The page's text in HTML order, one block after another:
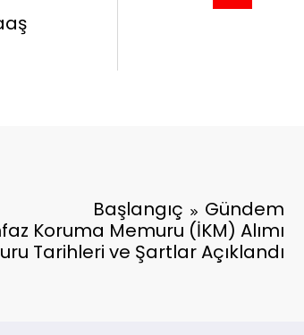
Başlangıç
Gündem
Koruma Memuru (İKM) Alımı
Tarihleri ve Şartlar Açıklandı